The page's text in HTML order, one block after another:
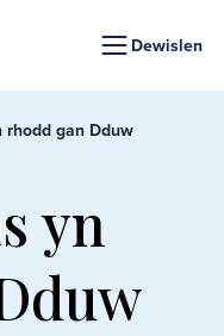
Dewislen
rhodd gan Dduw
yn